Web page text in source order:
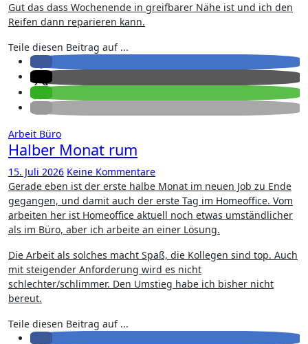
Gut das dass Wochenende in greifbarer Nähe ist und ich den
Reifen dann reparieren kann.
Teile diesen Beitrag auf ...
Arbeit Büro
Halber Monat rum
15. Juli 2026 Keine Kommentare
Gerade eben ist der erste halbe Monat im neuen Job zu Ende
gegangen, und damit auch der erste Tag im Homeoffice. Vom
arbeiten her ist Homeoffice aktuell noch etwas umständlicher
als im Büro, aber ich arbeite an einer Lösung.
Die Arbeit als solches macht Spaß, die Kollegen sind top. Auch
mit steigender Anforderung wird es nicht
schlechter/schlimmer. Den Umstieg habe ich bisher nicht
bereut.
Teile diesen Beitrag auf ...